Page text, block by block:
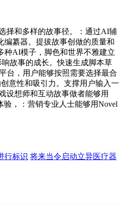
择和多样的故事径。：通过AI辅
编纂器。提拔故事创做的质量和
种AI模子，脚色和世界不雅建立
故事的成长。快速生成脚本草
台，用户能够按照需要选择最合
意性和吸引力。支撑用户输入一
设想师和互动故事做者能够用
，：营销专业人士能够用Novel
行标识 将来当令启动立异医疗器